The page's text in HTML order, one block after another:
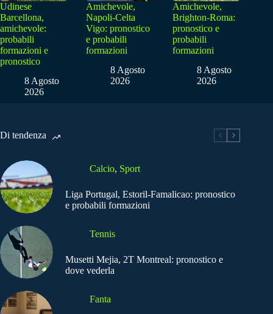
Udinese
Barcellona,
amichevole:
probabili
formazioni e
pronostico
8 Agosto
2026
Amichevole,
Napoli-Celta
Vigo: pronostico
e probabili
formazioni
8 Agosto
2026
Amichevole,
Brighton-Roma:
pronostico e
probabili
formazioni
8 Agosto
2026
Di tendenza
Calcio, Sport
Liga Portugal, Estoril-Famalicao: pronostico
e probabili formazioni
Tennis
Musetti Mejia, 2T Montreal: pronostico e
dove vederla
Fanta